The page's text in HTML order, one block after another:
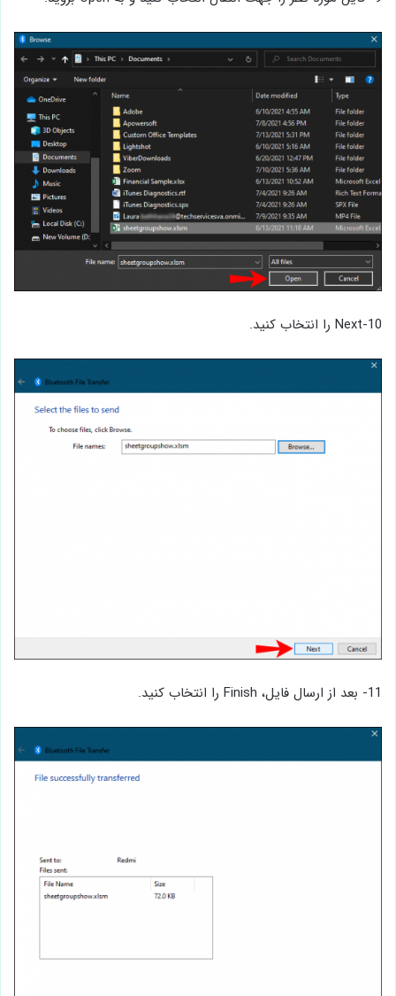
10-Next را انتخاب کنید.
11- بعد از ارسال فایل، Finish را انتخاب کنید.